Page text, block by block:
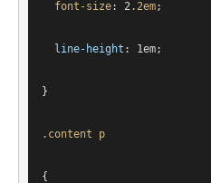
font-size: 2.2em;
line-height : 1em;
}
.content p
{